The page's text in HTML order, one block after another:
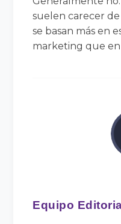
suelen carecer
se basan más en
marketing que
Equipo